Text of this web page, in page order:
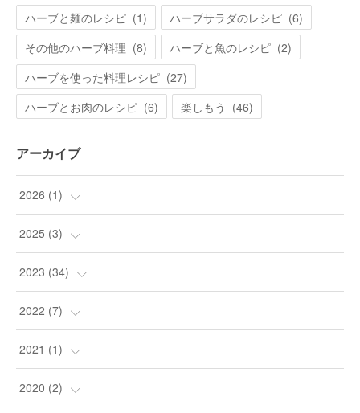
ハーブと麺のレシピ (1) ハーブサラダのレシピ (6)
その他のハーブ料理 (8) ハーブと魚のレシピ (2)
ハーブを使った料理レシピ (27)
ハーブとお肉のレシピ (6) 楽しもう (46)
アーカイブ
2026 (1)
(1
2025 (3)
(3)
2023 (34)
(9
(24)
(1
2022 (7)
(1
(4
2021 (1)
(1
2020 (2)